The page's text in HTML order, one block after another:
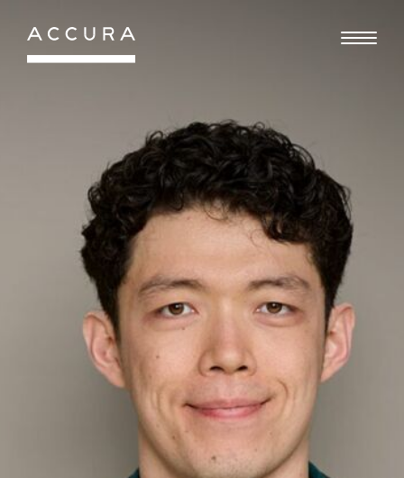
Gå
indhold